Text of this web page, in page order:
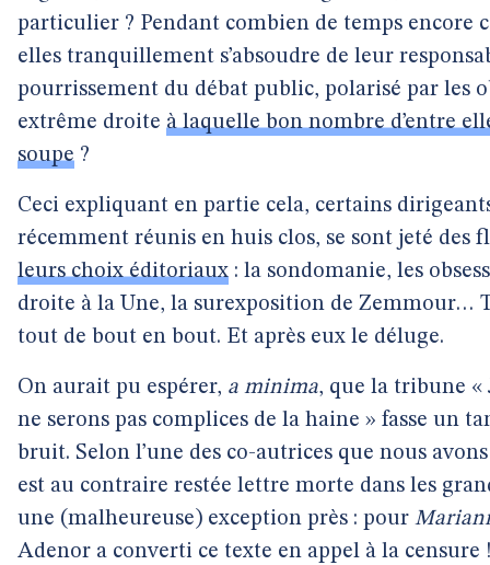
particulier ? Pendant combien de temps encore
elles tranquillement s’absoudre de leur
pourrissement du débat public, polarisé par les
extrême droite à laquelle bon nombre d’entre
soupe ?
Ceci expliquant en partie cela, certains
récemment réunis en huis clos, se sont jeté des
leurs choix éditoriaux : la sondomanie, les
droite à la Une, la surexposition de Zemmour…
tout de bout en bout. Et après eux le déluge.
On aurait pu espérer, a minima, que la tribune «
ne serons pas complices de la haine » fasse un
bruit. Selon l’une des co-autrices que nous
est au contraire restée lettre morte dans les
une (malheureuse) exception près : pour
Adenor a converti ce texte en appel à la censure